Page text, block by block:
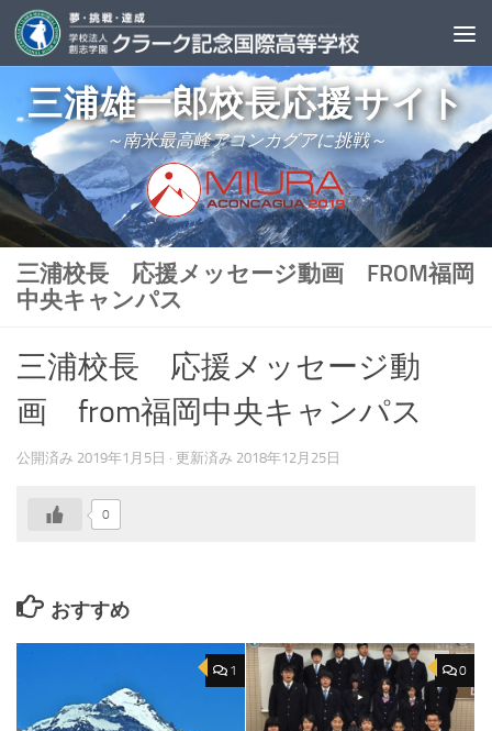
三浦雄一郎校長応援サイト
～南米最高峰アコンカグアに挑戦～
三浦校長 応援メッセージ動画 FROM福岡
中央キャンパス
三浦校長 応援メッセージ動
画 from福岡中央キャンパス
公開済み 2019年1月5日 · 更新済み 2018年12月25日
0
おすすめ
1 0